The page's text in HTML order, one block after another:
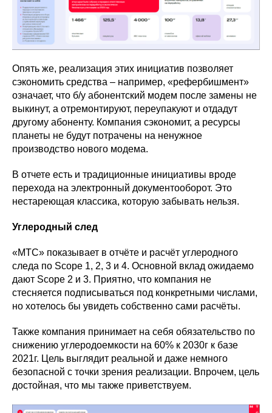
Опять же, реализация этих инициатив позволяет
сэкономить средства – например, «рефербишмент»
означает, что б/у абонентский модем после замены не
выкинут, а отремонтируют, переупакуют и отдадут
другому абоненту. Компания сэкономит, а ресурсы
планеты не будут потрачены на ненужное
производство нового модема.
В отчете есть и традиционные инициативы вроде
перехода на электронный документооборот. Это
нестареющая классика, которую забывать нельзя.
Углеродный след
«МТС» показывает в отчёте и расчёт углеродного
следа по Scope 1, 2, 3 и 4. Основной вклад ожидаемо
дают Scope 2 и 3. Приятно, что компания не
стесняется подписываться под конкретными числами,
но хотелось бы увидеть собственно сами расчёты.
Также компания принимает на себя обязательство по
снижению углеродоемкости на 60% к 2030г к базе
2021г. Цель выглядит реальной и даже немного
безопасной с точки зрения реализации. Впрочем, цель
достойная, что мы также приветствуем.